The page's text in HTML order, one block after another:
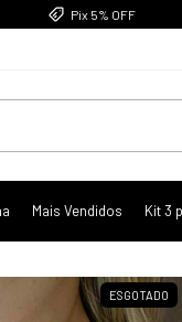
Pix 5% OFF
Mais Vendidos Kit 3
ESGOTADO